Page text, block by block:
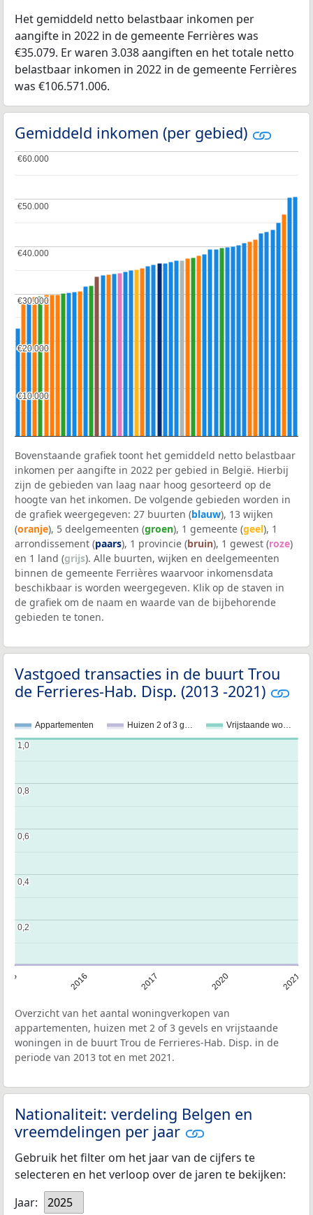
Het gemiddeld netto belastbaar inkomen per
aangifte in 2022 in de gemeente Ferrières was
€35.079. Er waren 3.038 aangiften en het totale netto
belastbaar inkomen in 2022 in de gemeente Ferrières
was €106.571.006.
Gemiddeld inkomen (per gebied)
€10.000
€10.000
€20.000
€20.000
€30.000
€30.000
€40.000
€40.000
€50.000
€50.000
€60.000
€60.000
Bovenstaande grafiek toont het gemiddeld netto belastbaar
inkomen per aangifte in 2022 per gebied in België. Hierbij
zijn de gebieden van laag naar hoog gesorteerd op de
hoogte van het inkomen. De volgende gebieden worden in
de grafiek weergegeven: 27 buurten (blauw), 13 wijken
(oranje), 5 deelgemeenten (groen), 1 gemeente (geel), 1
arrondissement (paars), 1 provincie (bruin), 1 gewest (roze)
en 1 land (grijs). Alle buurten, wijken en deelgemeenten
binnen de gemeente Ferrières waarvoor inkomensdata
beschikbaar is worden weergegeven. Klik op de staven in
de grafiek om de naam en waarde van de bijbehorende
gebieden te tonen.
Vastgoed transacties in de buurt Trou
de Ferrieres-Hab. Disp. (2013 -2021)
Appartementen Huizen 2 of 3 g… Vrijstaande wo…
2016 2017 2020 2021
0,2
0,2
0,4
0,4
0,6
0,6
0,8
0,8
1,0
1,0
Overzicht van het aantal woningverkopen van
appartementen, huizen met 2 of 3 gevels en vrijstaande
woningen in de buurt Trou de Ferrieres-Hab. Disp. in de
periode van 2013 tot en met 2021.
Nationaliteit: verdeling Belgen en
vreemdelingen per jaar
Gebruik het filter om het jaar van de cijfers te
selecteren en het verloop over de jaren te bekijken:
Jaar:
2025